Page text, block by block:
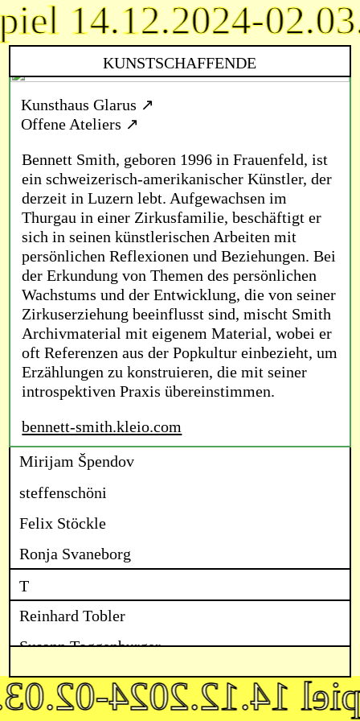
KUNSTSCHAFFENDE
Barbara Signer
Bennett Smith
Bennett Smith, geboren 1996 in Frauenfeld, ist
ein schweizerisch-amerikanischer Künstler, der
derzeit in Luzern lebt. Aufgewachsen im
Thurgau in einer Zirkusfamilie, beschäftigt er
sich in seinen künstlerischen Arbeiten mit
persönlichen Reflexionen und Beziehungen. Bei
der Erkundung von Themen des persönlichen
Wachstums und der Entwicklung, die von seiner
Zirkuserziehung beeinflusst sind, mischt Smith
Archivmaterial mit eigenem Material, wobei er
oft Referenzen aus der Popkultur einbezieht, um
Erzählungen zu konstruieren, die mit seiner
introspektiven Praxis übereinstimmen.
bennett-smith.kleio.com
Kunsthaus Glarus
Offene Ateliers
Mirijam Špendov
steffenschöni
Felix Stöckle
Ronja Svaneborg
T
Reinhard Tobler
Susann Toggenburger
V
Klara Vith
14.12.2024-
14.12.2024-